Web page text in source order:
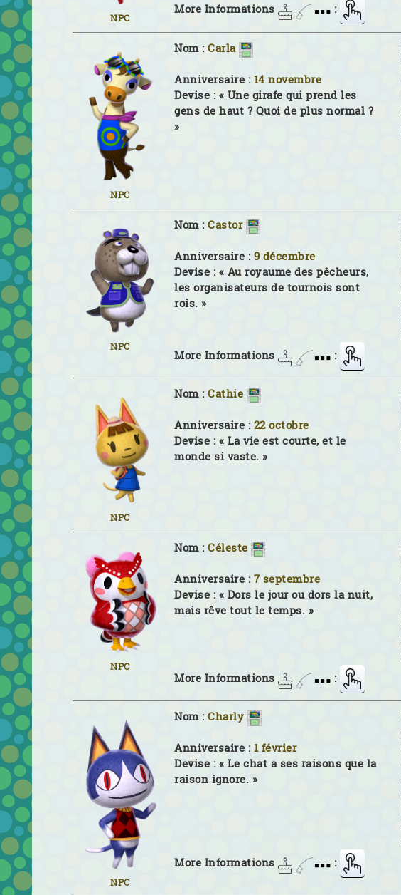
NPC
More Informations
:
NPC
Nom :Carla
Anniversaire : 14 novembre
Devise : « Une girafe qui prend les
gens de haut ? Quoi de plus normal ?
»
NPC
Nom :Castor
Anniversaire : 9 décembre
Devise : « Au royaume des pêcheurs,
les organisateurs de tournois sont
rois. »
More Informations
:
NPC
Nom :Cathie
Anniversaire : 22 octobre
Devise : « La vie est courte, et le
monde si vaste. »
NPC
Nom :Céleste
Anniversaire : 7 septembre
Devise : « Dors le jour ou dors la nuit,
mais rêve tout le temps. »
More Informations
:
NPC
Nom :Charly
Anniversaire : 1 février
Devise : « Le chat a ses raisons que la
raison ignore. »
More Informations
: